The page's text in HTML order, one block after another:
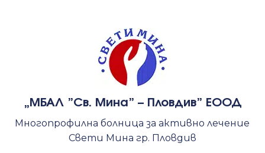
„МБАЛ ”Св. Мина” – Пловдив” ЕООД
Многопрофилна болница за активно лечение
Свети Мина гр. Пловдив